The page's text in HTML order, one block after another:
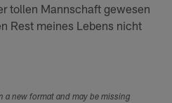
tollen Mannschaft gewesen
Rest meines Lebens nicht
a new format and may be missing